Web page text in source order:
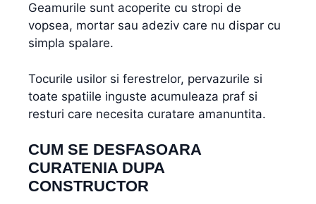
Geamurile sunt acoperite cu stropi de
vopsea, mortar sau adeziv care nu dispar cu
simpla spalare.
Tocurile usilor si ferestrelor, pervazurile si
toate spatiile inguste acumuleaza praf si
resturi care necesita curatare amanuntita.
CUM SE DESFASOARA
CURATENIA DUPA
CONSTRUCTOR